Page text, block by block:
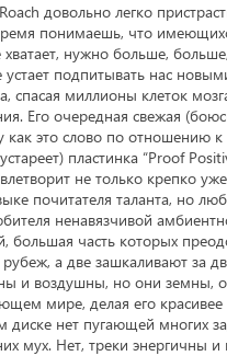
довольно легко
понимаешь, что
нужно больше,
подпитывать нас
спасая миллионы клеток
Его очередная свежая
как это слово по отношению к
пластинка “Proof
не только крепко
почитателя таланта, но
ненавязчивой
большая часть которых
а две зашкаливают за
и воздушны, но они земны,
мире, делая его красивее
диске нет пугающей многих
мух. Нет, треки энергичны